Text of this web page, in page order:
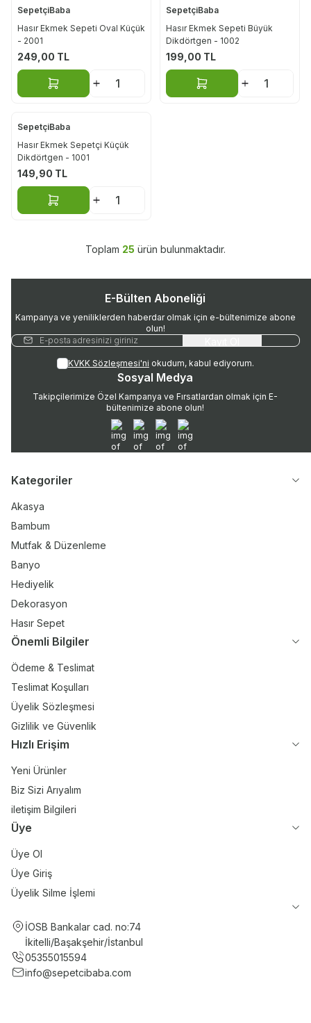
SepetçiBaba
Hasır Ekmek Sepeti Oval Küçük
- 2001
249,00 TL
Sepete Ekle
SepetçiBaba
Hasır Ekmek Sepeti Büyük
Dikdörtgen - 1002
199,00 TL
Sepete Ekle
SepetçiBaba
Hasır Ekmek Sepetçi Küçük
Dikdörtgen - 1001
149,90 TL
Sepete Ekle
Toplam 25 ürün bulunmaktadır.
E-Bülten Aboneliği
Kampanya ve yeniliklerden haberdar olmak için e-bültenimize abone
olun!
KVKK Sözleşmesi'ni okudum, kabul ediyorum.
Sosyal Medya
Takipçilerimize Özel Kampanya ve Fırsatlardan olmak için E-
bültenimize abone olun!
WhatsApp
InstagramTwitterFacebook
Kategoriler
Akasya
Bambum
Mutfak & Düzenleme
Banyo
Hediyelik
Dekorasyon
Hasır Sepet
Önemli Bilgiler
Ödeme & Teslimat
Teslimat Koşulları
Üyelik Sözleşmesi
Gizlilik ve Güvenlik
Hızlı Erişim
Yeni Ürünler
Biz Sizi Arıyalım
iletişim Bilgileri
Üye
Üye Ol
Üye Giriş
Üyelik Silme İşlemi
İOSB Bankalar cad. no:74
İkitelli/Başakşehir/İstanbul
05355015594
info@sepetcibaba.com